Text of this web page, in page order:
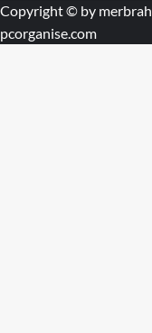
Copyright © by
pcorganise.com